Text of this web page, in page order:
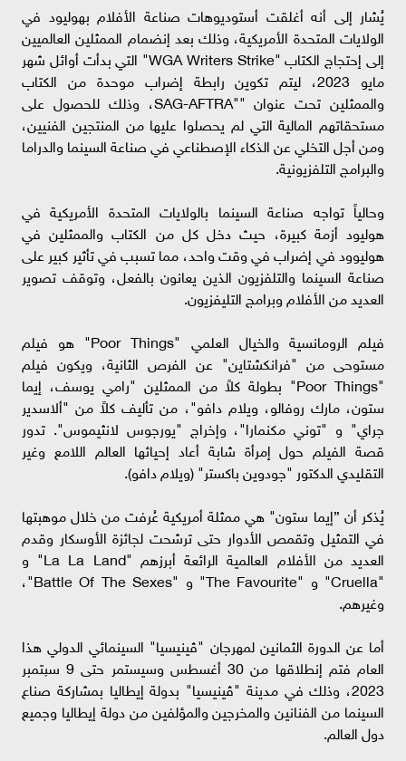
يُشار إلى أنه أغلقت أستوديوهات صناعة الأفلام بهوليود في
الولايات المتحدة الأمريكية، وذلك بعد إنضمام الممثلين العالميين
إلى إحتجاج الكتاب "WGA Writers Strike" التي بدأت أوائل شهر
مايو 2023، ليتم تكوين رابطة إضراب موحدة من الكتاب
والممثلين تحت عنوان ""SAG-AFTRA، وذلك للحصول على
مستحقاتهم المالية التي لم يحصلوا عليها من المنتجين الفنيين،
ومن أجل التخلي عن الذكاء الإصطناعي في صناعة السينما والدراما
والبرامج التلفزيونية.
وحالياً تواجه صناعة السينما بالولايات المتحدة الأمريكية في
هوليود أزمة كبيرة، حيث دخل كل من الكتاب والممثلين في
هوليوود في إضراب في وقت واحد، مما تسبب في تأثير كبير على
صناعة السينما والتلفزيون الذين يعانون بالفعل، وتوقف تصوير
العديد من الأفلام وبرامج التليفزيون.
فيلم الرومانسية والخيال العلمي "Poor Things" هو فيلم
مستوحى من "فرانكشتاين" عن الفرص الثانية، ويكون فيلم
"Poor Things" بطولة كلاً من الممثلين "رامي يوسف، إيما
ستون، مارك روفالو، ويلام دافو"، من تأليف كلاً من "ألاسدير
جراي" و "توني مكنمارا"، وإخراج "يورجوس لانثيموس". تدور
قصة الفيلم حول إمرأة شابة أعاد إحيائها العالم اللامع وغير
التقليدي الدكتور "جودوين باكستر" (ويلام دافو).
يُذكر أن ”إيما ستون" هي ممثلة أمريكية عُرفت من خلال موهبتها
في التمثيل وتقمص الأدوار حتى ترشحت لجائزة الأوسكار وقدم
العديد من الأفلام العالمية الرائعة أبرزهم "La La Land" و
"Cruella" و "The Favourite" و "Battle Of The Sexes"،
وغيرهم.
أما عن الدورة الثمانين لمهرجان "ڤينيسيا" السينمائي الدولي هذا
العام فتم إنطلاقها من 30 أغسطس وسيستمر حتى 9 سپتمبر
2023، وذلك في مدينة "ڤينيسيا" بدولة إيطاليا بمشاركة صناع
السينما من الفنانين والمخرجين والمؤلفين من دولة إيطاليا وجميع
دول العالم.